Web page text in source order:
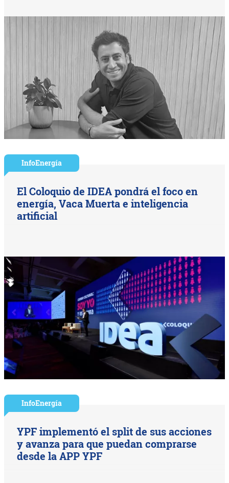
InfoEnergía
El Coloquio de IDEA pondrá el foco en
energía, Vaca Muerta e inteligencia
artificial
InfoEnergía
YPF implementó el split de sus acciones
y avanza para que puedan comprarse
desde la APP YPF